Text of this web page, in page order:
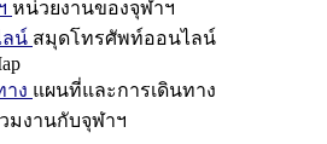
หน่วยงานของจุฬาฯ
น์ สมุดโทรศัพท์ออนไลน์
าง แผนที่และการเดินทาง
มงานกับจุฬาฯ